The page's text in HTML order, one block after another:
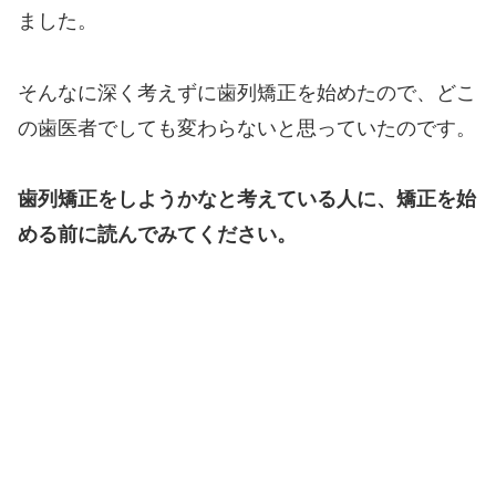
ました。
そんなに深く考えずに歯列矯正を始めたので、どこ
の歯医者でしても変わらないと思っていたのです。
歯列矯正をしようかなと考えている人に、矯正を始
める前に読んでみてください。